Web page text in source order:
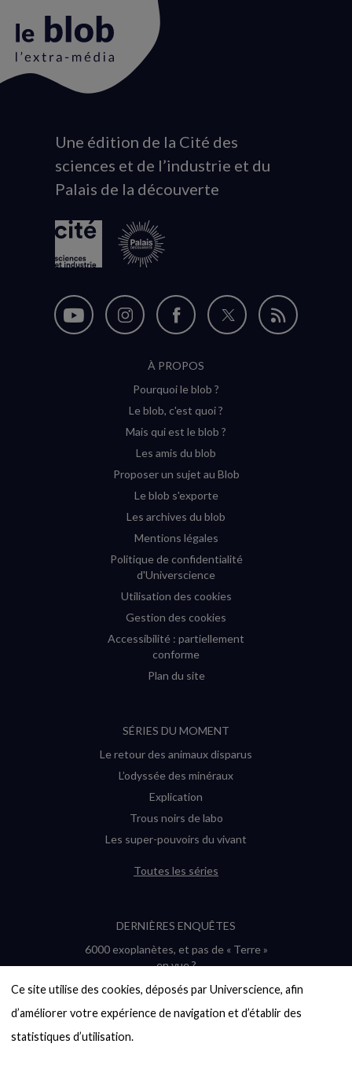
Ce site utilise des cookies, déposés par Universcience, afin
d’améliorer votre expérience de navigation et d’établir des
statistiques d’utilisation.
Animation
du
logo
Une édition de la Cité des
sciences et de l’industrie et du
Palais de la découverte
Nous
Nous
Instagram
(nouvelle
Nous
sur
Facebook
(nouvelle
Nous
Flux
À PROPOS
Pourquoi le blob ?
Le blob, c'est quoi ?
Mais qui est le blob ?
Les amis du blob
Proposer un sujet au Blob
Le blob s'exporte
Les archives du blob
Mentions légales
Politique de confidentialité
d'Universcience
Utilisation des cookies
Gestion des cookies
Accessibilité : partiellement
conforme
Plan du site
SÉRIES DU MOMENT
Le retour des animaux disparus
L’odyssée des minéraux
Explication
Trous noirs de labo
Les super-pouvoirs du vivant
Toutes les séries
DERNIÈRES ENQUÊTES
6000 exoplanètes, et pas de « Terre »
en vue ?
Quel avenir pour les cryptos ?
Un loup préhistorique ressuscité ? La
désextinction en question
Entre mathématiques et politique : la